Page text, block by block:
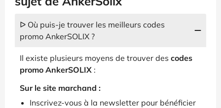
ᐅ Où puis-je trouver les meilleurs codes
promo AnkerSOLIX ?
Il existe plusieurs moyens de trouver des codes
promo AnkerSOLIX :
Sur le site marchand :
Inscrivez-vous à la newsletter pour bénéficier